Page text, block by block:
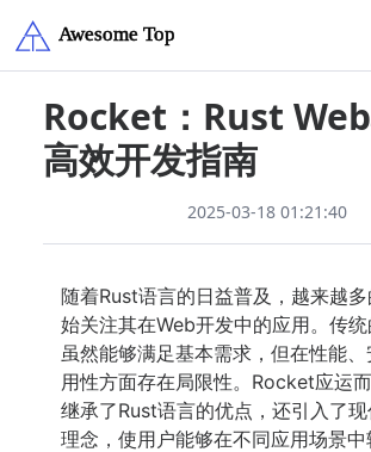
Rocket：Rust
高效开发指南
2025-03-18 01:21:40
随着Rust语言的日益普及，越来越
始关注其在Web开发中的应用。传
虽然能够满足基本需求，但在性能
用性方面存在局限性。Rocket应运
继承了Rust语言的优点，还引入了
理念，使用户能够在不同应用场景中